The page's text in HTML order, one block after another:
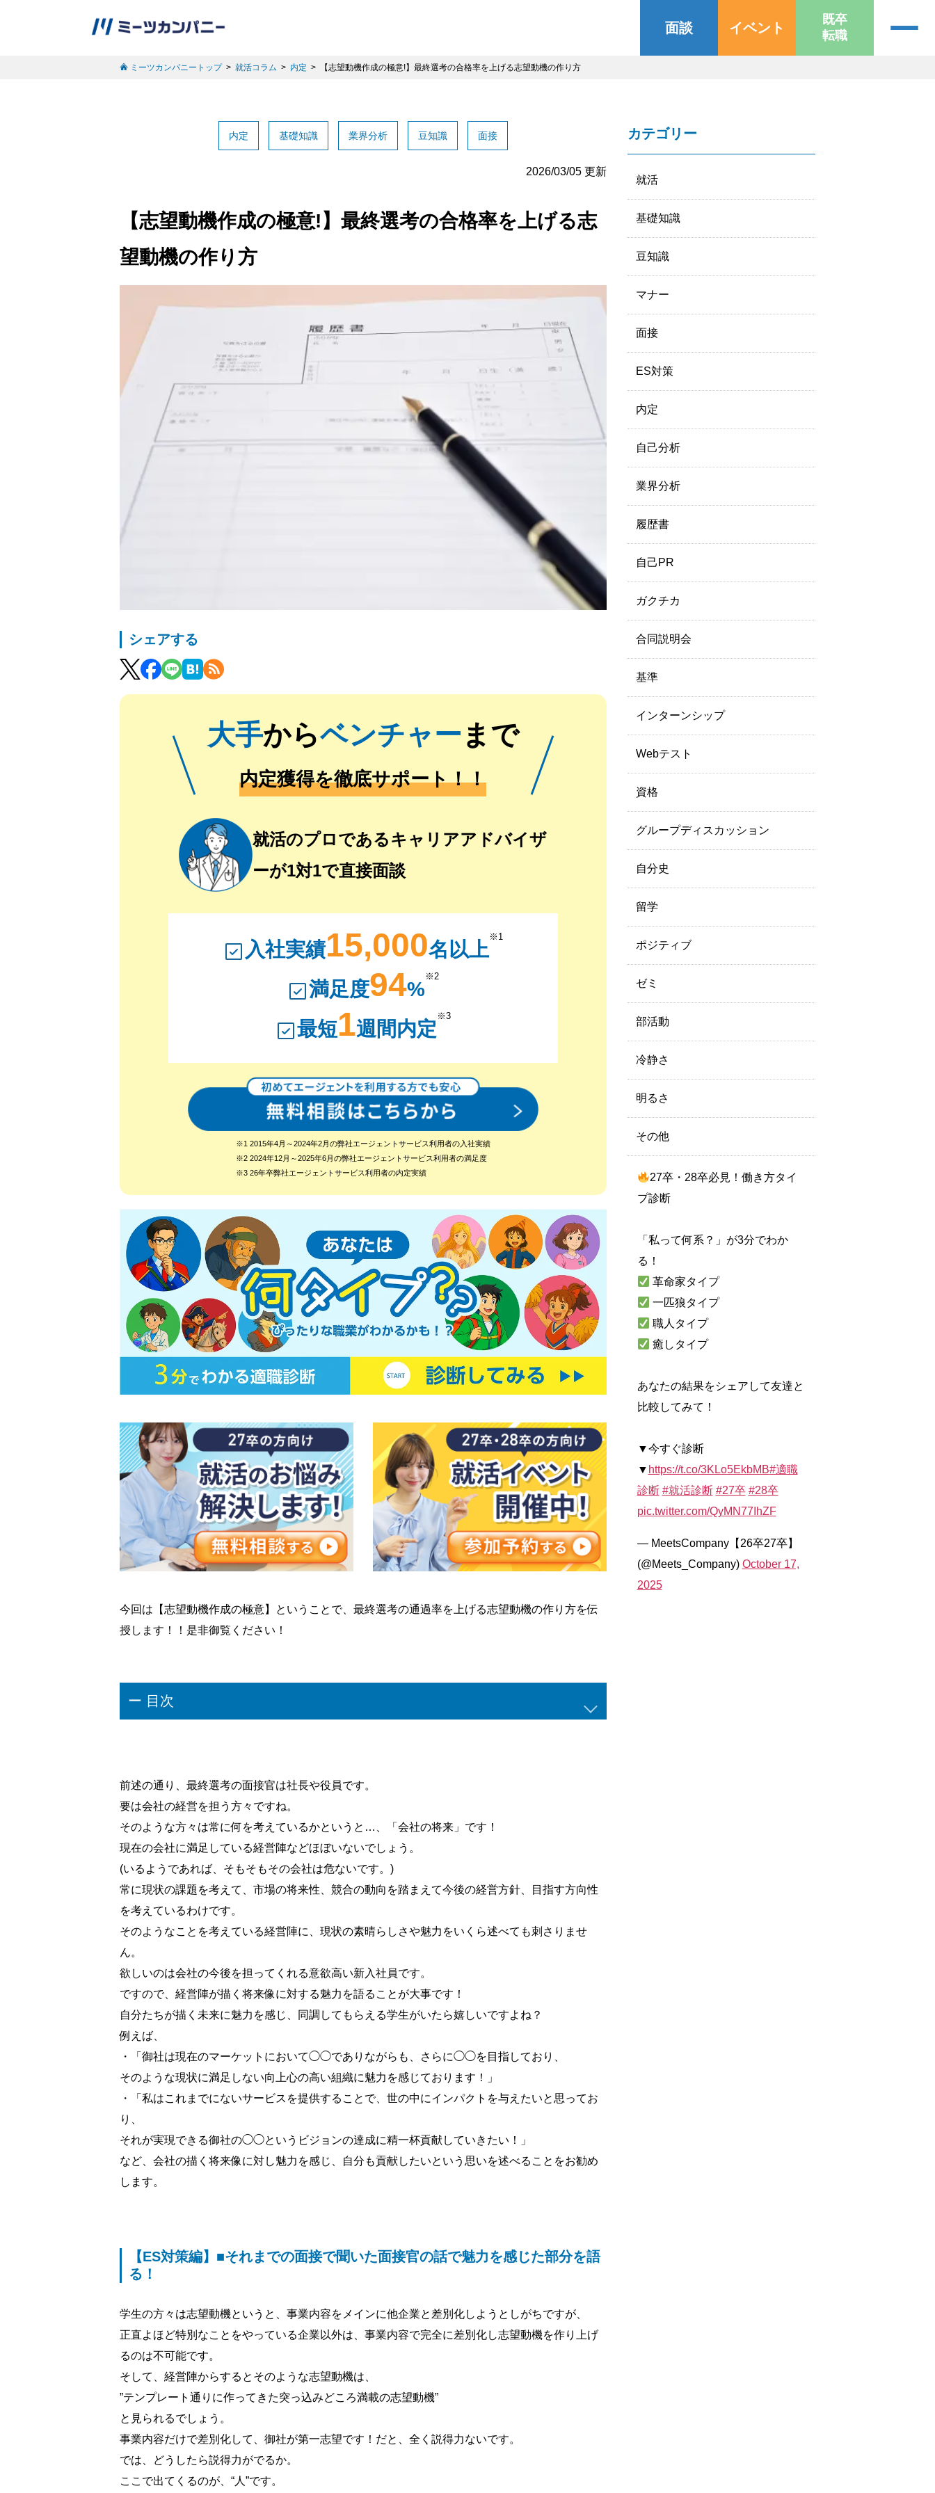
面談 イベント
既卒
転職
ミーツカンパニートップ 就活コラム 内定 【志望動機作成の極意!】最終選考の合格率を上げる志望動機の作り方
内定 基礎知識 業界分析 豆知識 面接
2026/03/05 更新
【志望動機作成の極意!】最終選考の合格率を上げる志
望動機の作り方
シェアする
大手からベンチャー まで
内定獲得を徹底サポート！！
就活のプロであるキャリアアドバイザ
ーが1対1で直接面談
入社実績15,000名以上
※1
満足度94%
※2
最短1週間内定
※3
※1 2015年4月～2024年2月の弊社エージェントサービス利用者の入社実績
※2 2024年12月～2025年6月の弊社エージェントサービス利用者の満足度
※3 26年卒弊社エージェントサービス利用者の内定実績
今回は【志望動機作成の極意】ということで、最終選考の通過率を上げる志望動機の作り方を伝
授します！！是非御覧ください！
ー 目次
前述の通り、最終選考の面接官は社長や役員です。
要は会社の経営を担う方々ですね。
そのような方々は常に何を考えているかというと…、「会社の将来」です！
現在の会社に満足している経営陣などほぼいないでしょう。
(いるようであれば、そもそもその会社は危ないです。)
常に現状の課題を考えて、市場の将来性、競合の動向を踏まえて今後の経営方針、目指す方向性
を考えているわけです。
そのようなことを考えている経営陣に、現状の素晴らしさや魅力をいくら述べても刺さりませ
ん。
欲しいのは会社の今後を担ってくれる意欲高い新入社員です。
ですので、経営陣が描く将来像に対する魅力を語ることが大事です！
自分たちが描く未来に魅力を感じ、同調してもらえる学生がいたら嬉しいですよね？
例えば、
・「御社は現在のマーケットにおいて◯◯でありながらも、さらに◯◯を目指しており、
そのような現状に満足しない向上心の高い組織に魅力を感じております！」
・「私はこれまでにないサービスを提供することで、世の中にインパクトを与えたいと思ってお
り、
それが実現できる御社の◯◯というビジョンの達成に精一杯貢献していきたい！」
など、会社の描く将来像に対し魅力を感じ、自分も貢献したいという思いを述べることをお勧め
します。
【ES対策編】■それまでの面接で聞いた面接官の話で魅力を感じた部分を語
る！
学生の方々は志望動機というと、事業内容をメインに他企業と差別化しようとしがちですが、
正直よほど特別なことをやっている企業以外は、事業内容で完全に差別化し志望動機を作り上げ
るのは不可能です。
そして、経営陣からするとそのような志望動機は、
”テンプレート通りに作ってきた突っ込みどころ満載の志望動機”
と見られるでしょう。
事業内容だけで差別化して、御社が第一志望です！だと、全く説得力ないです。
では、どうしたら説得力がでるか。
ここで出てくるのが、“人”です。
カテゴリー
就活
基礎知識
豆知識
マナー
面接
ES対策
内定
自己分析
業界分析
履歴書
自己PR
ガクチカ
合同説明会
基準
インターンシップ
Webテスト
資格
グループディスカッション
自分史
留学
ポジティブ
ゼミ
部活動
冷静さ
明るさ
その他
27卒・28卒必見！働き方タイ
プ診断
「私って何系？」が3分でわか
る！
革命家タイプ
一匹狼タイプ
職人タイプ
癒しタイプ
あなたの結果をシェアして友達と
比較してみて！
▼今すぐ診断
▼ https://t.co/3KLo5EkbMB#適職
診断 #就活診断 #27卒 #28卒
pic.twitter.com/QyMN77IhZF
— MeetsCompany【26卒27卒】
(@Meets_Company) October 17,
2025